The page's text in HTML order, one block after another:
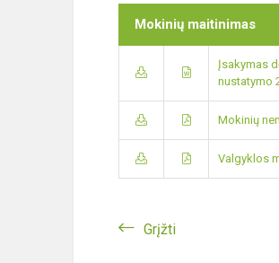
Mokinių maitinimas
Įsakymas
nustatymo
Mokinių
Valgyklos
Grįžti